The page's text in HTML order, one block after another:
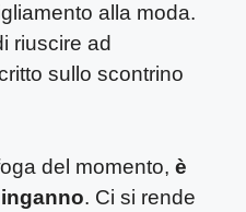
alla moda.
riuscire ad
sullo scontrino
del momento, è
. Ci si rende